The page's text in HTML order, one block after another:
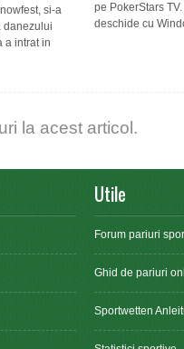
si-a
danezului
a intrat in
pe PokerStars
deschide cu
la acest articol.
Utile
Forum pariuri
Ghid de pariuri
Sportwetten